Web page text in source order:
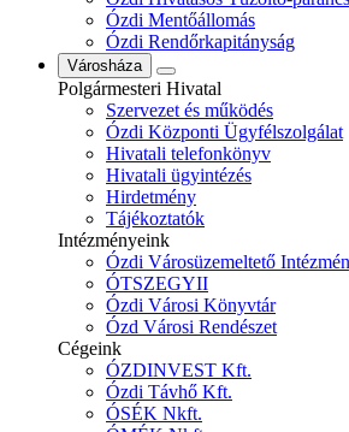
Ózdi Mentőállomás
Ózdi Rendőrkapitányság
Városháza
Polgármesteri Hivatal
Szervezet és működés
Ózdi Központi Ügyfélszolgálat
Hivatali telefonkönyv
Hivatali ügyintézés
Hirdetmény
Tájékoztatók
Intézményeink
Ózdi Városüzemeltető
ÓTSZEGYII
Ózdi Városi Könyvtár
Ózd Városi Rendészet
Cégeink
ÓZDINVEST Kft.
Ózdi Távhő Kft.
ÓSÉK Nkft.